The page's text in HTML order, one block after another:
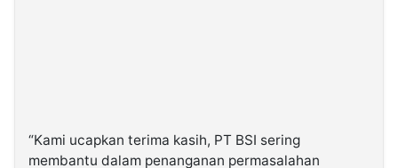
“Kami ucapkan terima kasih, PT BSI sering
membantu dalam penanganan permasalahan